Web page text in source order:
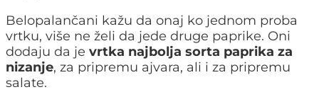
Belopalančani kažu da onaj ko jednom proba
vrtku, više ne želi da jede druge paprike. Oni
dodaju da je vrtka najbolja sorta paprika za
nizanje, za pripremu ajvara, ali i za pripremu
salate.